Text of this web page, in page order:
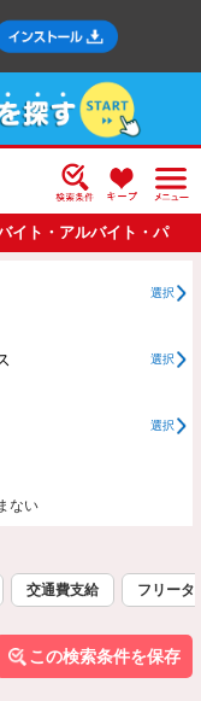
イト・アルバイト・パ
選択
選択
選択
ない
交通費支給 フリータ
この検索条件を保存